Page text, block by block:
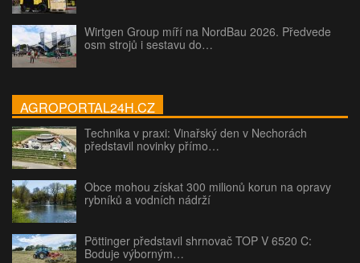
Wirtgen Group míří na NordBau 2026. Předvede
osm strojů i sestavu do…
AGROPORTAL24H.CZ
Technika v praxi: Vinařský den v Nechorách
představil novinky přímo…
Obce mohou získat 300 milionů korun na opravy
rybníků a vodních nádrží
Pöttinger představil shrnovač TOP V 6520 C:
Boduje výborným…